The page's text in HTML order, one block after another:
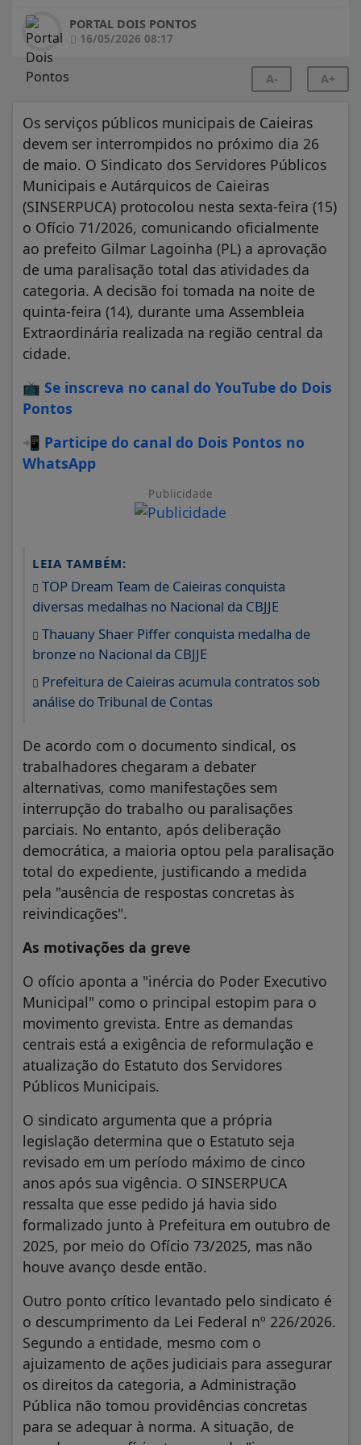
PORTAL DOIS PONTOS
16/05/2026 08:17
A- A+
Os serviços públicos municipais de Caieiras
devem ser interrompidos no próximo dia 26
de maio. O Sindicato dos Servidores Públicos
Municipais e Autárquicos de Caieiras
(SINSERPUCA) protocolou nesta sexta-feira (15)
o Ofício 71/2026, comunicando oficialmente
ao prefeito Gilmar Lagoinha (PL) a aprovação
de uma paralisação total das atividades da
categoria. A decisão foi tomada na noite de
quinta-feira (14), durante uma Assembleia
Extraordinária realizada na região central da
cidade.
📺 Se inscreva no canal do YouTube do Dois
Pontos
📲 Participe do canal do Dois Pontos no
WhatsApp
Publicidade
LEIA TAMBÉM:
TOP Dream Team de Caieiras conquista
diversas medalhas no Nacional da CBJJE
Thauany Shaer Piffer conquista medalha de
bronze no Nacional da CBJJE
Prefeitura de Caieiras acumula contratos sob
análise do Tribunal de Contas
De acordo com o documento sindical, os
trabalhadores chegaram a debater
alternativas, como manifestações sem
interrupção do trabalho ou paralisações
parciais. No entanto, após deliberação
democrática, a maioria optou pela paralisação
total do expediente, justificando a medida
pela "ausência de respostas concretas às
reivindicações".
As motivações da greve
O ofício aponta a "inércia do Poder Executivo
Municipal" como o principal estopim para o
movimento grevista. Entre as demandas
centrais está a exigência de reformulação e
atualização do Estatuto dos Servidores
Públicos Municipais.
O sindicato argumenta que a própria
legislação determina que o Estatuto seja
revisado em um período máximo de cinco
anos após sua vigência. O SINSERPUCA
ressalta que esse pedido já havia sido
formalizado junto à Prefeitura em outubro de
2025, por meio do Ofício 73/2025, mas não
houve avanço desde então.
Outro ponto crítico levantado pelo sindicato é
o descumprimento da Lei Federal nº 226/2026.
Segundo a entidade, mesmo com o
ajuizamento de ações judiciais para assegurar
os direitos da categoria, a Administração
Pública não tomou providências concretas
para se adequar à norma. A situação, de